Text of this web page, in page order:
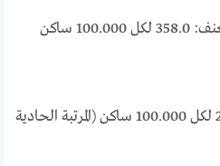
• معدل جرائم العنف: 358.0 لكل 100.000 ساكن
• معدل القتل: 2.5 لكل 100.000 ساكن (المرتبة الحادية